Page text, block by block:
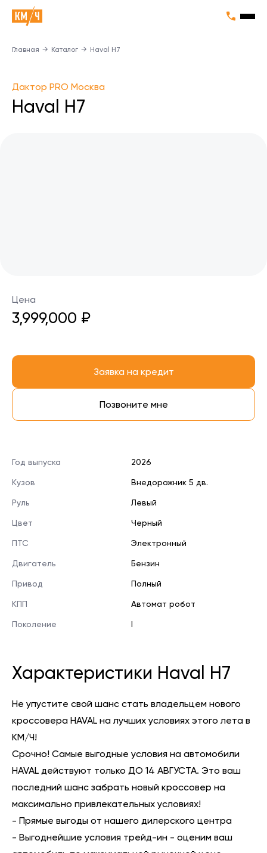
Главная → Каталог → Haval H7
Дактор PRO Москва
Haval H7
Цена
3,999,000 ₽
Год выпуска 2026
Кузов Внедорожник 5 дв.
Руль Левый
Цвет Черный
ПТС Электронный
Двигатель Бензин
Привод Полный
КПП Автомат робот
Поколение I
Заявка на кредит
Позвоните мне
Характеристики Haval H7
Не упустите свой шанс стать владельцем нового
кроссовера HAVAL на лучших условиях этого лета в
КМ/Ч!
Срочно! Самые выгодные условия на автомобили
HAVAL действуют только ДО 14 АВГУСТА. Это ваш
последний шанс забрать новый кроссовер на
максимально привлекательных условиях!
- Прямые выгоды от нашего дилерского центра
- Выгоднейшие условия трейд-ин - оценим ваш